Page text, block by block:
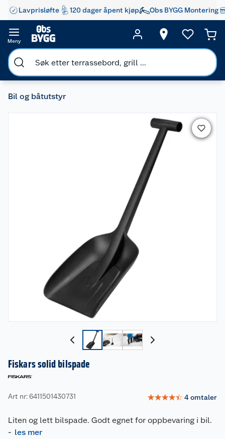
Lavprisløfte 120 dager åpent kjøp Obs BYGG Montering
Meny
Bil og båtutstyr
Fiskars solid bilspade
Art nr: 6411501430731 ☆☆☆☆☆ 4omtaler
Liten og lett bilspade. Godt egnet for oppbevaring i bil.
- les mer